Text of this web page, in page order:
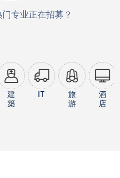
专业正在招募？
建
築
IT
旅
游
酒
店